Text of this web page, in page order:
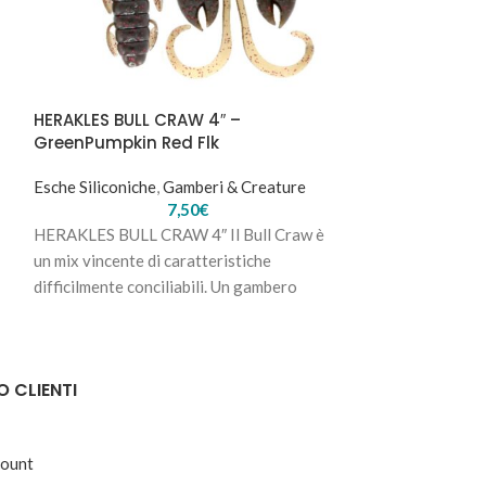
HERAKLES BULL CRAW 4″ –
GreenPumpkin Red Flk
Esche Siliconiche, Gamberi & Creature
7,50€
HERAKLES BULL CRAW 4″ Il Bull Craw è
un mix vincente di caratteristiche
difficilmente conciliabili. Un gambero
CLIENTI